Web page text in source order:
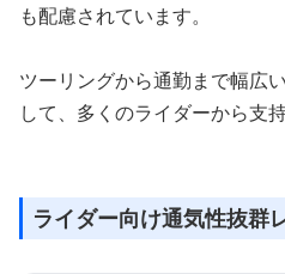
も配慮されています。
ツーリングから通勤まで幅広
して、多くのライダーから支
ライダー向け通気性抜群